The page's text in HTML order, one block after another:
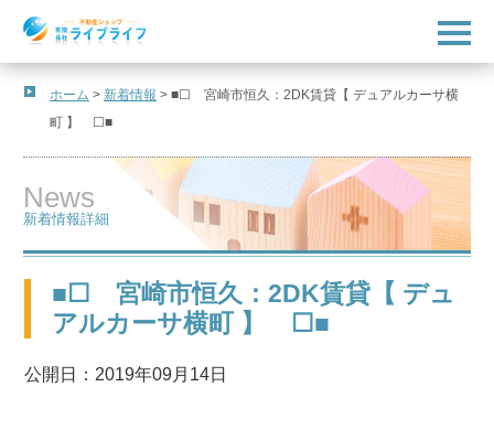
t
o
g
l
v
i
t
i
o
ホーム > 新着情報 >■☐ 宮崎市恒久：2DK賃貸【 デュアルカーサ横
町 】 ☐■
News
新着情報詳細
■☐ 宮崎市恒久：2DK賃貸【 デュ
アルカーサ横町 】 ☐■
公開日：2019年09月14日